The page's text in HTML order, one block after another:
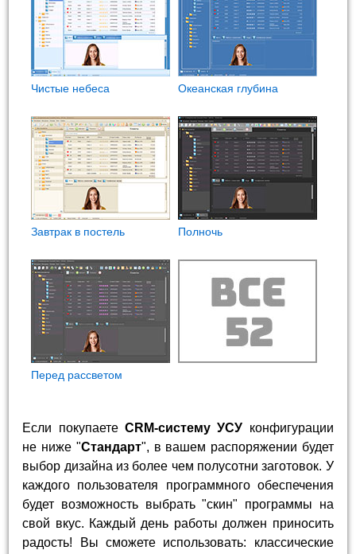
Чистые небеса Океанская глубина
Завтрак в постель Полночь
Перед рассветом
Если покупаете CRM-систему УСУ конфигурации
не ниже "Стандарт", в вашем распоряжении будет
выбор дизайна из более чем полусотни заготовок. У
каждого пользователя программного обеспечения
будет возможность выбрать "скин" программы на
свой вкус. Каждый день работы должен приносить
радость! Вы сможете использовать: классические